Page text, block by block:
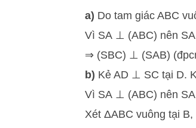
a) Do tam giác ABC
Vì SA ⊥ (ABC) nên
⇒ (SBC) ⊥ (SAB)
b) Kẻ AD ⊥ SC tại D.
Vì SA ⊥ (ABC) nên
Xét ΔABC vuông tại B,